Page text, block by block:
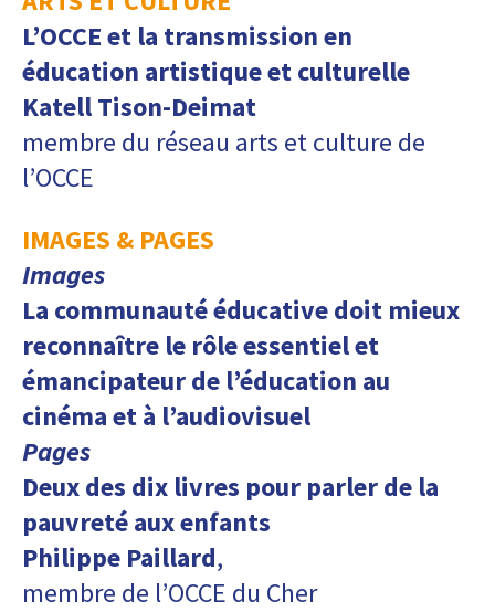
L’OCCE et la transmission en
éducation artistique et culturelle
Katell Tison-Deimat
membre du réseau arts et culture de
l’OCCE
IMAGES & PAGES
Images
La communauté éducative doit mieux
reconnaître le rôle essentiel et
émancipateur de l’éducation au
cinéma et à l’audiovisuel
Pages
Deux des dix livres pour parler de la
pauvreté aux enfants
Philippe Paillard,
membre de l’OCCE du Cher